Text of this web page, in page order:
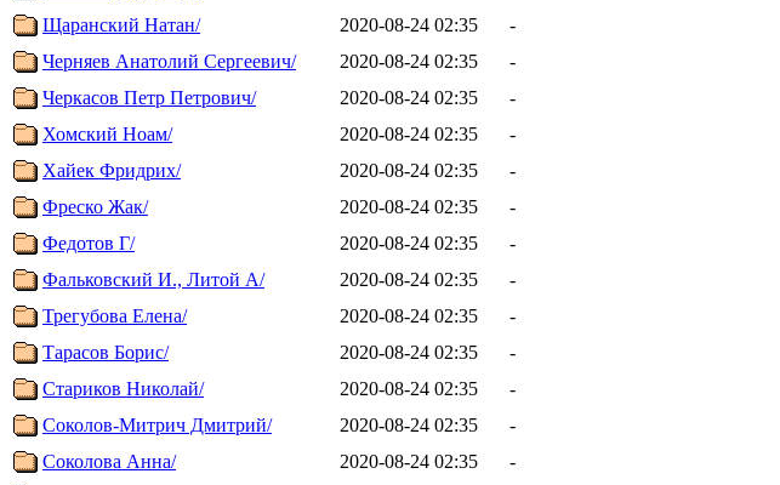
Щаранский Натан/
2020-08-24 02:35
-
Черняев Анатолий Сергеевич/
2020-08-24 02:35
-
Черкасов Петр Петрович/
2020-08-24 02:35
-
Хомский Ноам/
2020-08-24 02:35
-
Хайек Фридрих/
2020-08-24 02:35
-
Фреско Жак/
2020-08-24 02:35
-
Федотов Г/
2020-08-24 02:35
-
Фальковский И., Литой А/
2020-08-24 02:35
-
Трегубова Елена/
2020-08-24 02:35
-
Тарасов Борис/
2020-08-24 02:35
-
Стариков Николай/
2020-08-24 02:35
-
Соколов-Митрич Дмитрий/
2020-08-24 02:35
-
Соколова Анна/
2020-08-24 02:35
-